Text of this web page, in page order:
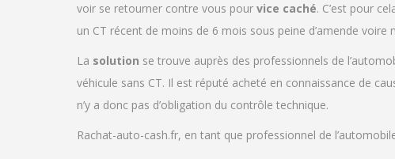
voir se retourner contre vous pour vice caché. C’est pour
un CT récent de moins de 6 mois sous peine d’amende voire
La solution se trouve auprès des professionnels de
véhicule sans CT. Il est réputé acheté en connaissance de
n’y a donc pas d’obligation du contrôle technique.
Rachat-auto-cash.fr, en tant que professionnel de